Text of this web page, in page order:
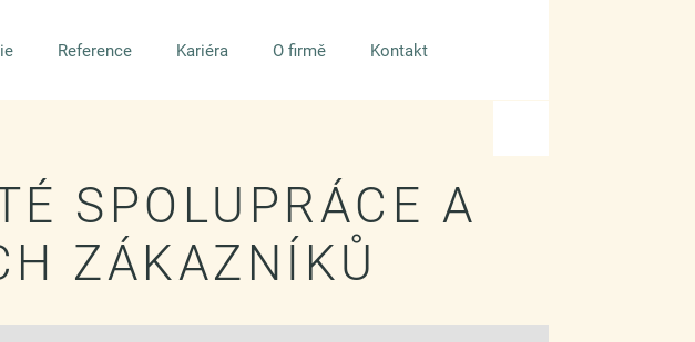
Reference Kariéra O firmě Kontakt
SPOLUPRÁCE A
ZÁKAZNÍKŮ